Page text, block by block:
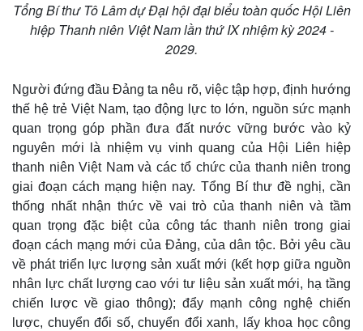
Tổng Bí thư Tô Lâm dự Đại hội đại biểu toàn quốc Hội Liên
hiệp Thanh niên Việt Nam lần thứ IX nhiệm kỳ 2024 -
2029.
Người đứng đầu Đảng ta nêu rõ, việc tập hợp, định hướng
thế hệ trẻ Việt Nam, tạo động lực to lớn, nguồn sức mạnh
quan trọng góp phần đưa đất nước vững bước vào kỷ
nguyên mới là nhiệm vụ vinh quang của Hội Liên hiệp
thanh niên Việt Nam và các tổ chức của thanh niên trong
giai đoạn cách mạng hiện nay. Tổng Bí thư đề nghị, cần
thống nhất nhận thức về vai trò của thanh niên và tầm
quan trọng đặc biệt của công tác thanh niên trong giai
đoạn cách mạng mới của Đảng, của dân tộc. Bởi yêu cầu
về phát triển lực lượng sản xuất mới (kết hợp giữa nguồn
nhân lực chất lượng cao với tư liệu sản xuất mới, hạ tầng
chiến lược về giao thông); đẩy mạnh công nghệ chiến
lược, chuyển đổi số, chuyển đổi xanh, lấy khoa học công